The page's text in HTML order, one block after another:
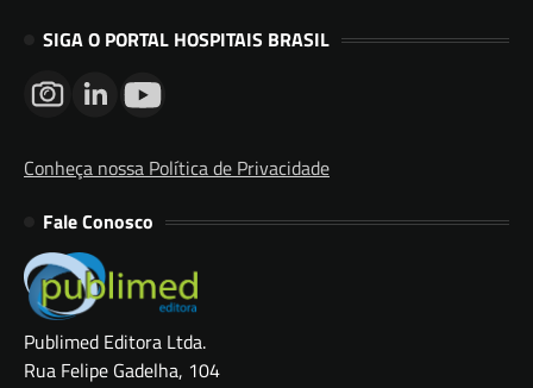
SIGA O PORTAL HOSPITAIS BRASIL
Conheça nossa Política de Privacidade
Fale Conosco
Publimed Editora Ltda.
Rua Felipe Gadelha, 104